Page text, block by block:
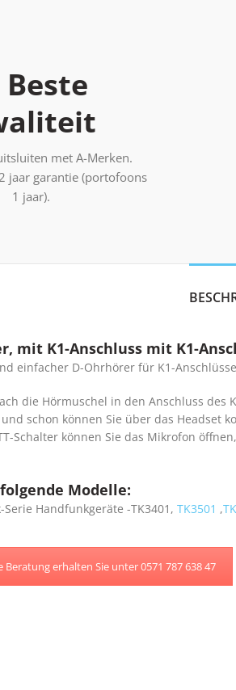
Beste
met A-Merken.
jaar garantie (portofoons
1 jaar).
mit K1-Anschluss mit K1-
einfacher D-Ohrhörer für K1-
die Hörmuschel in den Anschluss des
schon können Sie über das Headset
Schalter können Sie das Mikrofon
Modelle:
Serie Handfunkgeräte -TK3401, TK3501 ,
Beratung erhalten Sie unter 0571 787 638 47